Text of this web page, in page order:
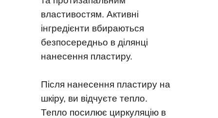
властивостям. Активні
інгредієнти вбираються
безпосередньо в ділянці
нанесення пластиру.
Після нанесення пластиру на
шкіру, ви відчуєте тепло.
Тепло посилює циркуляцію в